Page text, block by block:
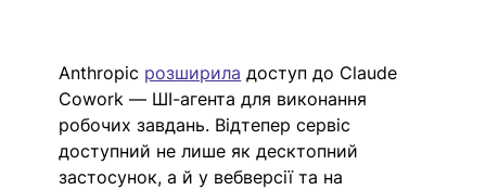
Anthropic розширила доступ до Claude
Cowork — ШІ-агента для виконання
робочих завдань. Відтепер сервіс
доступний не лише як десктопний
застосунок, а й у вебверсії та на